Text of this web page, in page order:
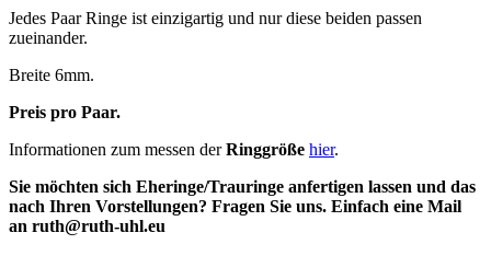
Jedes Paar Ringe ist einzigartig und nur diese beiden passen
zueinander.
Breite 6mm.
Preis pro Paar.
Informationen zum messen derRinggröße hier.
Sie möchten sich Eheringe/Trauringe anfertigen lassen und das
nach Ihren Vorstellungen? Fragen Sie uns. Einfach eine Mail
an ruth@ruth-uhl.eu